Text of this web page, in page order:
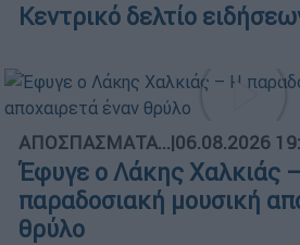
Κεντρικό δελτίο
ΑΠΟΣΠΑΣΜΑΤΑ...|06.08.2026
Έφυγε ο Λάκης Χαλκιάς
παραδοσιακή μουσική
θρύλο